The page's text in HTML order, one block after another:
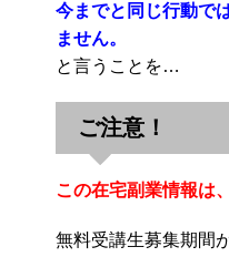
今までと同じ行動で
ません。
と言うことを…
ご注意！
この在宅副業情報は
無料受講生募集期間